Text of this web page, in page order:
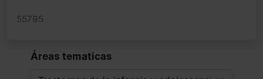
55795
Áreas tematicas